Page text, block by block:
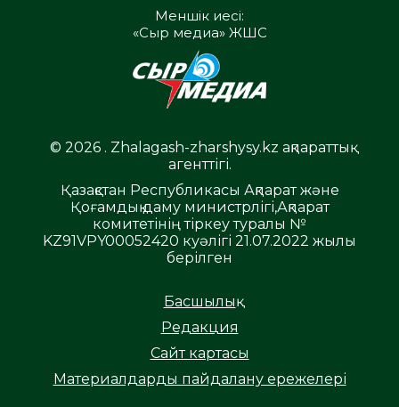
Меншік иесі:
«Сыр медиа» ЖШС
© 2026 . Zhalagash-zharshysy.kz ақпараттық
агенттігі.
Қазақстан Республикасы Ақпарат және
Қоғамдық даму министрлігі,Ақпарат
комитетінің тіркеу туралы №
KZ91VPY00052420 куәлігі 21.07.2022 жылы
берілген
Басшылық
Редакция
Сайт картасы
Материалдарды пайдалану ережелері